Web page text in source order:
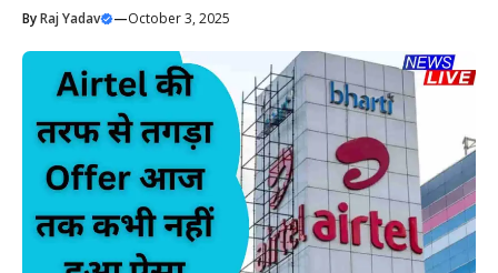
ByRaj Yadav —October 3, 2025